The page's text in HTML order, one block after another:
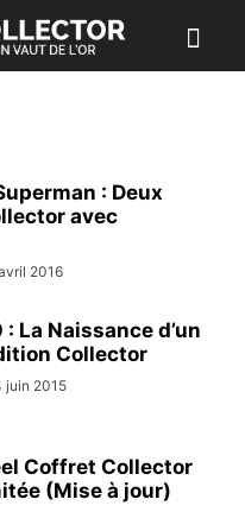
: Deux
avec
2016
La Naissance d’un
Collector
juin 2015
Coffret Collector
(Mise à jour)